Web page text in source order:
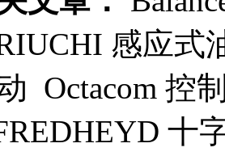
感应式
Octacom 控
十